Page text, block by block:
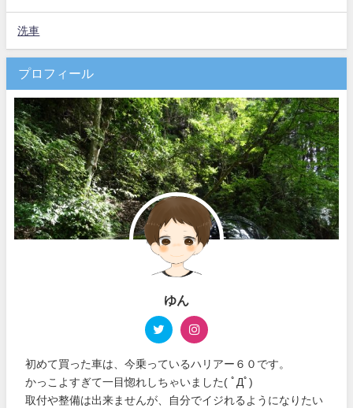
洗車
プロフィール
ゆん
初めて買った車は、今乗っているハリアー６０です。
かっこよすぎて一目惚れしちゃいました( ﾟДﾟ)
取付や整備は出来ませんが、自分でイジれるようになりたい